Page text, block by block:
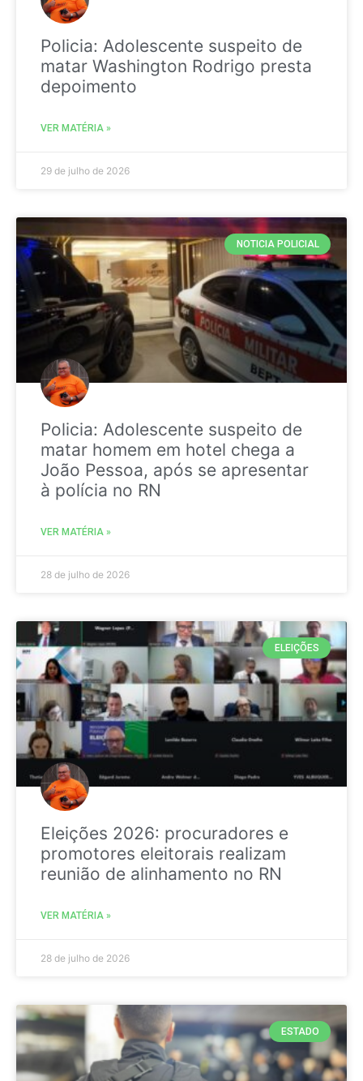
Policia: Adolescente suspeito de
matar Washington Rodrigo presta
depoimento
VER MATÉRIA »
29 de julho de 2026
NOTICIA POLICIAL
Policia: Adolescente suspeito de
matar homem em hotel chega a
João Pessoa, após se apresentar
à polícia no RN
VER MATÉRIA »
28 de julho de 2026
ELEIÇÕES
Eleições 2026: procuradores e
promotores eleitorais realizam
reunião de alinhamento no RN
VER MATÉRIA »
28 de julho de 2026
ESTADO